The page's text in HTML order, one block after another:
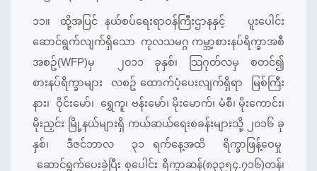
၁၁။
ထို့အပြင် နယ်စပ်ရေးရာဝန်ကြီးဌာနနှင့် ပူးပေါင်း
ဆောင်ရွက်လျက်ရှိသော ကုလသမဂ္ဂ ကမ္ဘာ့စားနပ်ရိက္ခာအစီ
အစဥ်(WFP)မှ ၂၀၁၁ ခုနှစ်၊ သြဂုတ်လမှ စတင်၍
စားနပ်ရိက္ခာများ လစဥ် ထောက်ပံ့ပေးလျက်ရှိရာ မြစ်ကြီး
နား၊ ဝိုင်းမော်၊ ရွှေကူ၊ ဗန်းမော်၊ မိုးမောက်၊ မံစီ၊ မိုးကောင်း၊
မိုးညှင်း မြို့နယ်များရှိ ကယ်ဆယ်ရေးစခန်းများသို့ ၂၀၁၆ ခု
နှစ်၊ ဒီဇင်ဘာလ ၃၁ ရက်နေ့အထိ ရိက္ခာဖြန့်ဝေမှု
ဆောင်ရွက်ပေးခဲ့ပြီး စုပေါင်း ရိက္ခာဆန်(၈၃၃၅၄.၇၁၆)တန်၊